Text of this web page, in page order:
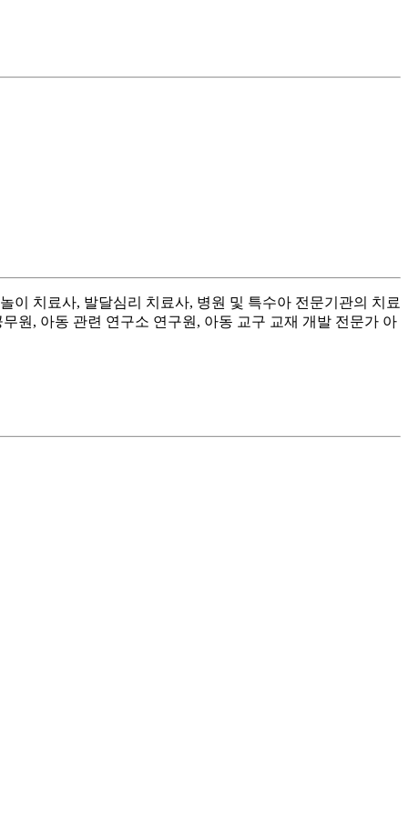
이 치료사, 발달심리 치료사, 병원 및 특수아 전문기관의 치료
원, 아동 관련 연구소 연구원, 아동 교구 교재 개발 전문가 아